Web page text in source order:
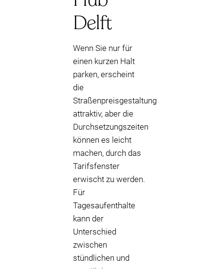
Delft
Wenn Sie nur für
einen kurzen Halt
parken, erscheint
die
Straßenpreisgestaltung
attraktiv, aber die
Durchsetzungszeiten
können es leicht
machen, durch das
Tarifsfenster
erwischt zu werden.
Für
Tagesaufenthalte
kann der
Unterschied
zwischen
stündlichen und